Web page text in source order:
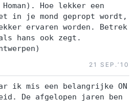
Hoe lekker een
in je mond gepropt wordt,
ervaren worden. Betrek
hans ook zegt.
21 SEP.‘10
ik mis een belangrijke ON
De afgelopen jaren ben